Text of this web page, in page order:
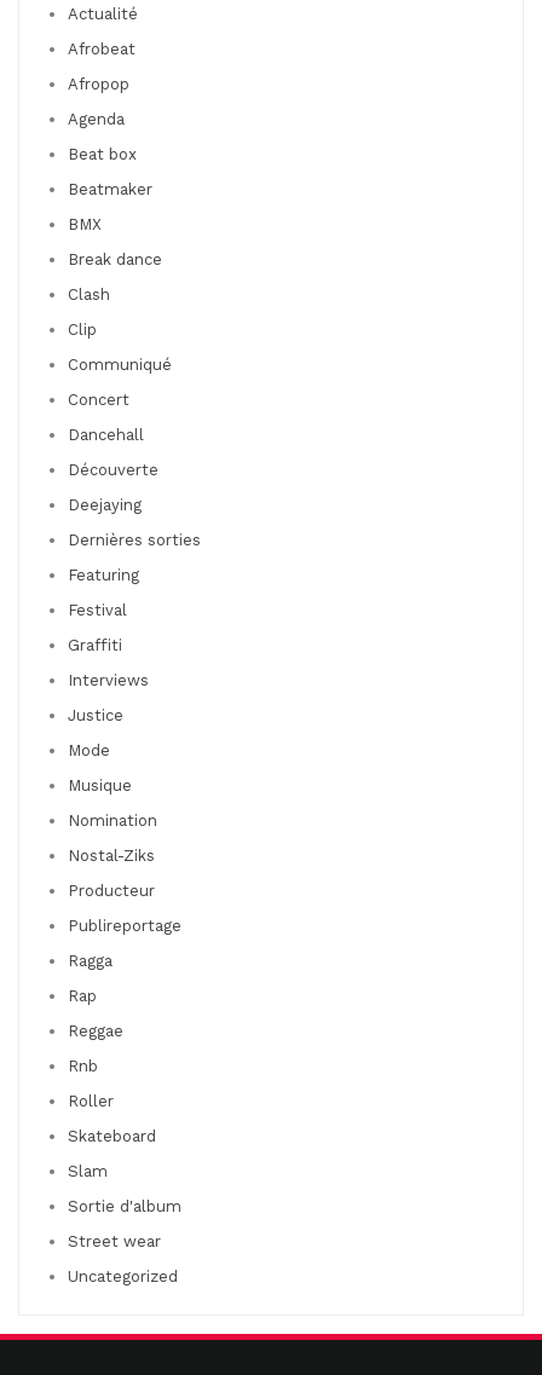
Actualité
Afrobeat
Afropop
Agenda
Beat box
Beatmaker
BMX
Break dance
Clash
Clip
Communiqué
Concert
Dancehall
Découverte
Deejaying
Dernières sorties
Featuring
Festival
Graffiti
Interviews
Justice
Mode
Musique
Nomination
Nostal-Ziks
Producteur
Publireportage
Ragga
Rap
Reggae
Rnb
Roller
Skateboard
Slam
Sortie d'album
Street wear
Uncategorized